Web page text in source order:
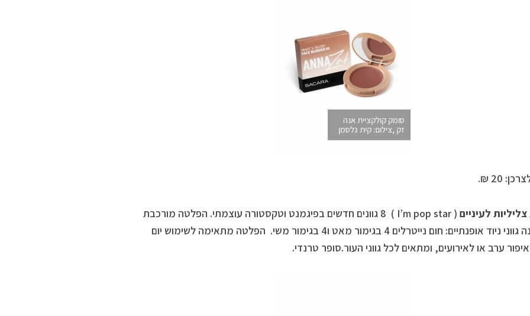
סומק קולקציית אנה
זק ,צילום: קית גלסמן
20 ₪.
לעיניים
( I’m pop star ) 8 גוונים חדשים בפיגמנט וטקסטורה עוצמתי. הפלטה מורכבת
משמונה גווני ניוד אופנתיים: חום נייטרלים 4 בגימור מאט ו4 בגימור משי. הפלטה מתאימה לשימוש יום
ערב או לאירועים, ומתאים לכל גווני העור.סופר טרנדי.